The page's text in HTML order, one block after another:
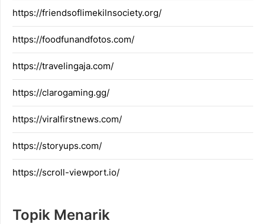
https://friendsoflimekilnsociety.org/
https://foodfunandfotos.com/
https://travelingaja.com/
https://clarogaming.gg/
https://viralfirstnews.com/
https://storyups.com/
https://scroll-viewport.io/
Topik Menarik